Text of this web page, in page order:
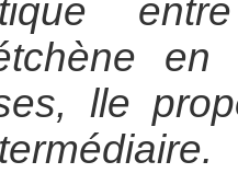
lle